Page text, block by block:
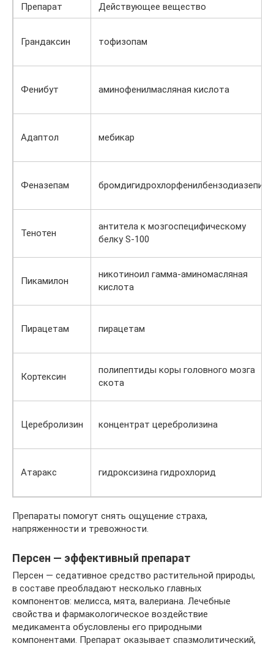
Препарат Действующее вещество
Грандаксин тофизопам
Фенибут аминофенилмасляная кислота
Адаптол мебикар
Феназепам бромдигидрохлорфенилбензодиазепин
Тенотен
антитела к мозгоспецифическому
белку S-100
Пикамилон
никотиноил гамма-аминомасляная
кислота
Пирацетам пирацетам
Кортексин
полипептиды коры головного мозга
скота
Церебролизин концентрат церебролизина
Атаракс гидроксизина гидрохлорид
Препараты помогут снять ощущение страха,
напряженности и тревожности.
Персен — эффективный препарат
Персен — седативное средство растительной природы,
в составе преобладают несколько главных
компонентов: мелисса, мята, валериана. Лечебные
свойства и фармакологическое воздействие
медикамента обусловлены его природными
компонентами. Препарат оказывает спазмолитический,